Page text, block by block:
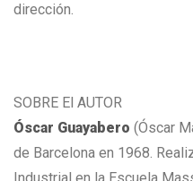
dirección.
SOBRE El AUTOR
Óscar Guayabero (Óscar
de Barcelona en 1968.